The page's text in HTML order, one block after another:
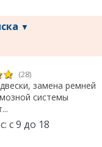
▼
(28)
замена ремней
системы
с 9 до 18